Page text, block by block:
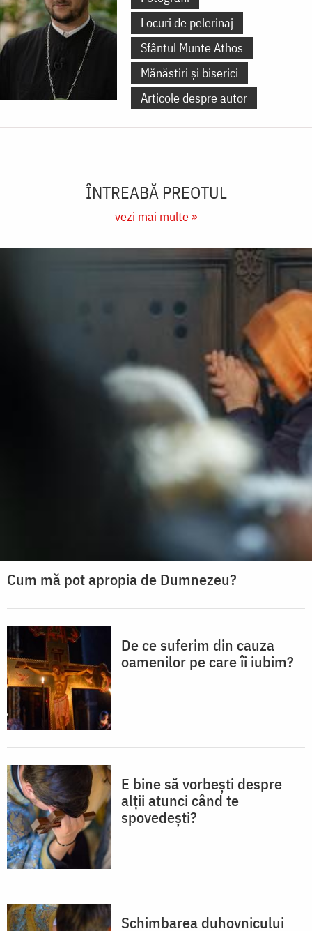
Locuri de pelerinaj
Sfântul Munte Athos
Mănăstiri și biserici
Articole despre autor
ÎNTREABĂ PREOTUL
vezi mai multe »
Cum mă pot apropia de Dumnezeu?
De ce suferim din cauza
oamenilor pe care îi iubim?
E bine să vorbești despre
alții atunci când te
spovedești?
Schimbarea duhovnicului